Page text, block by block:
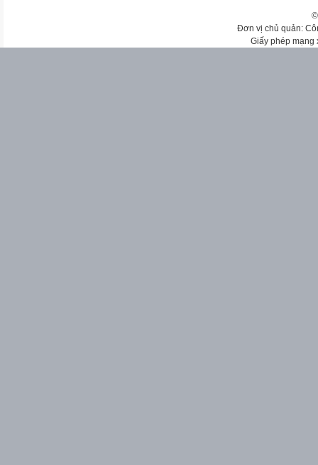
Đơn vị chủ quản:
Giấy phép mạng